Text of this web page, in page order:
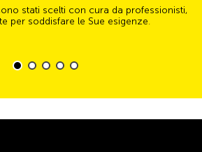
stati scelti con cura da professionisti,
per soddisfare le Sue esigenze.